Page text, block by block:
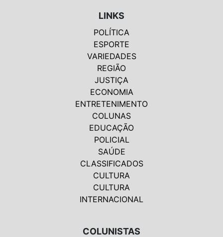
LINKS
POLÍTICA
ESPORTE
VARIEDADES
REGIÃO
JUSTIÇA
ECONOMIA
ENTRETENIMENTO
COLUNAS
EDUCAÇÃO
POLICIAL
SAÚDE
CLASSIFICADOS
CULTURA
CULTURA
INTERNACIONAL
COLUNISTAS